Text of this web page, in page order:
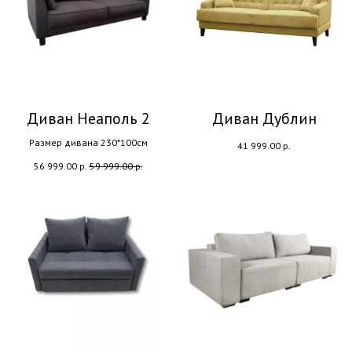
Диван Неаполь 2
Размер дивана 230*100см
56 999.00 р. 59 999.00 р.
Диван Дублин
41 999.00 р.